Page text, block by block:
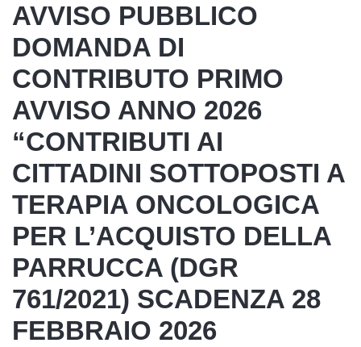
AVVISO PUBBLICO
DOMANDA DI
CONTRIBUTO PRIMO
AVVISO ANNO 2026
“CONTRIBUTI AI
CITTADINI SOTTOPOSTI A
TERAPIA ONCOLOGICA
PER L’ACQUISTO DELLA
PARRUCCA (DGR
761/2021) SCADENZA 28
FEBBRAIO 2026